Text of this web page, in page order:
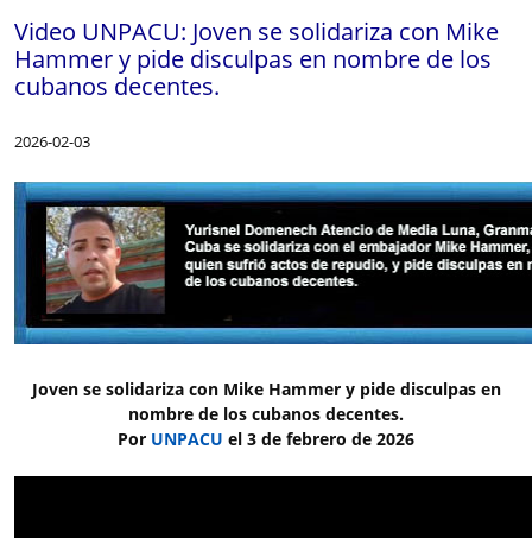
Video UNPACU: Joven se solidariza con Mike
Hammer y pide disculpas en nombre de los
cubanos decentes.
2026-02-03
Joven se solidariza con Mike Hammer y pide disculpas en
nombre de los cubanos decentes.
Por UNPACU el 3 de febrero de 2026